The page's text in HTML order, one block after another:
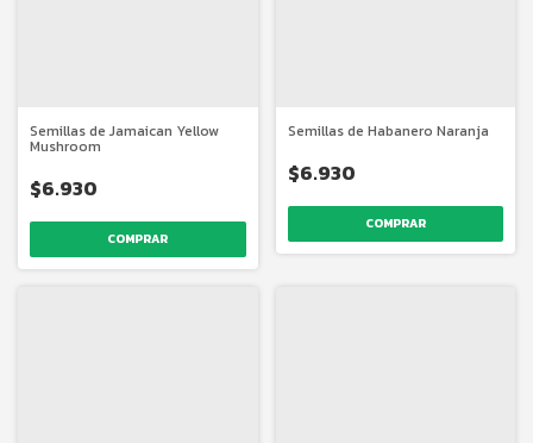
Semillas de Jamaican Yellow
Mushroom
$6.930
COMPRAR
Semillas de Habanero Naranja
$6.930
COMPRAR